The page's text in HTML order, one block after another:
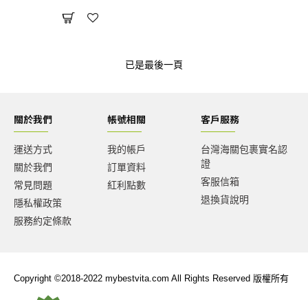
已是最後一頁
關於我們
運送方式
關於我們
常見問題
隱私權政策
服務約定條款
帳號相關
我的帳戶
訂單資料
紅利點數
客戶服務
台灣海關包裹實名認
證
客服信箱
退換貨說明
Copyright ©2018-2022 mybestvita.com All Rights Reserved 版權所有